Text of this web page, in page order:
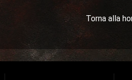
Torna alla